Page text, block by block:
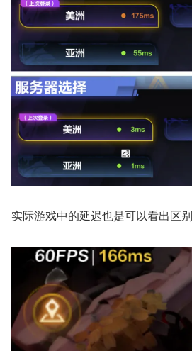
实际游戏中的延迟也是可以看出区别